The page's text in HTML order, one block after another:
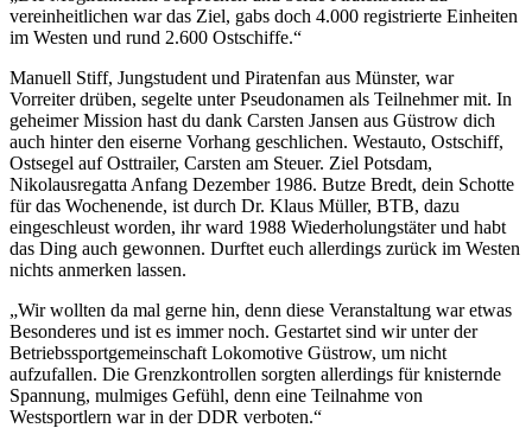
vereinheitlichen war das Ziel, gabs doch 4.000 registrierte Einheiten
im Westen und rund 2.600 Ostschiffe.“
Manuell Stiff, Jungstudent und Piratenfan aus Münster, war
Vorreiter drüben, segelte unter Pseudonamen als Teilnehmer mit. In
geheimer Mission hast du dank Carsten Jansen aus Güstrow dich
auch hinter den eiserne Vorhang geschlichen. Westauto, Ostschiff,
Ostsegel auf Osttrailer, Carsten am Steuer. Ziel Potsdam,
Nikolausregatta Anfang Dezember 1986. Butze Bredt, dein Schotte
für das Wochenende, ist durch Dr. Klaus Müller, BTB, dazu
eingeschleust worden, ihr ward 1988 Wiederholungstäter und habt
das Ding auch gewonnen. Durftet euch allerdings zurück im Westen
nichts anmerken lassen.
„Wir wollten da mal gerne hin, denn diese Veranstaltung war etwas
Besonderes und ist es immer noch. Gestartet sind wir unter der
Betriebssportgemeinschaft Lokomotive Güstrow, um nicht
aufzufallen. Die Grenzkontrollen sorgten allerdings für knisternde
Spannung, mulmiges Gefühl, denn eine Teilnahme von
Westsportlern war in der DDR verboten.“